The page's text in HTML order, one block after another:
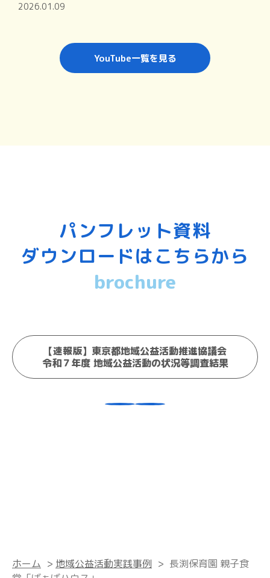
YouTube一覧を見る
2026.01.09
パンフレット資料
ダウンロードはこちらから
brochure
【速報版】東京都地域公益活動推進協議会
令和７年度 地域公益活動の状況等調査結果
ホーム > 地域公益活動実践事例 > 長渕保育園 親子食